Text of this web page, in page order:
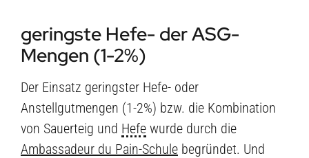
geringste Hefe- der ASG-
Mengen (1-2%)
Der Einsatz geringster Hefe- oder
Anstellgutmengen (1-2%) bzw. die Kombination
von Sauerteig und Hefe wurde durch die
Ambassadeur du Pain-Schule begründet. Und